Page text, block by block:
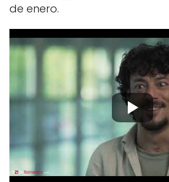
de enero.